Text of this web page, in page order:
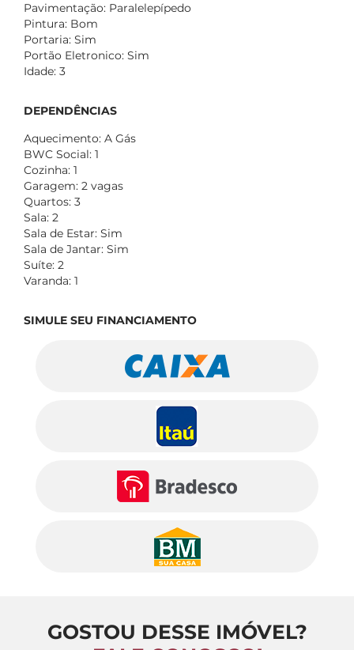
Pavimentação: Paralelepípedo
Pintura: Bom
Portaria: Sim
Portão Eletronico: Sim
Idade: 3
DEPENDÊNCIAS
Aquecimento: A Gás
BWC Social: 1
Cozinha: 1
Garagem: 2 vagas
Quartos: 3
Sala: 2
Sala de Estar: Sim
Sala de Jantar: Sim
Suíte: 2
Varanda: 1
SIMULE SEU FINANCIAMENTO
GOSTOU DESSE IMÓVEL?